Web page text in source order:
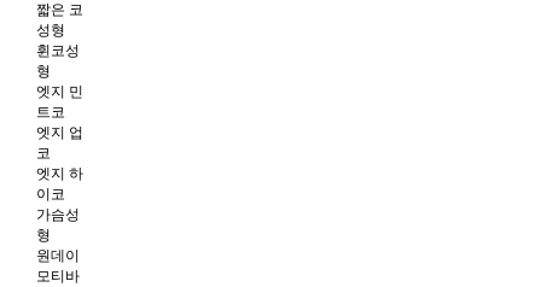
짧은 코
성형
휜코성
형
엣지 민
트코
엣지 업
코
엣지 하
이코
가슴성
형
원데이
모티바